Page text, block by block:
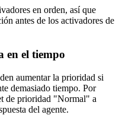
en orden, así que
antes de los activadores de
en el tiempo
aumentar la prioridad si
demasiado tiempo. Por
de prioridad "Normal" a
del agente.